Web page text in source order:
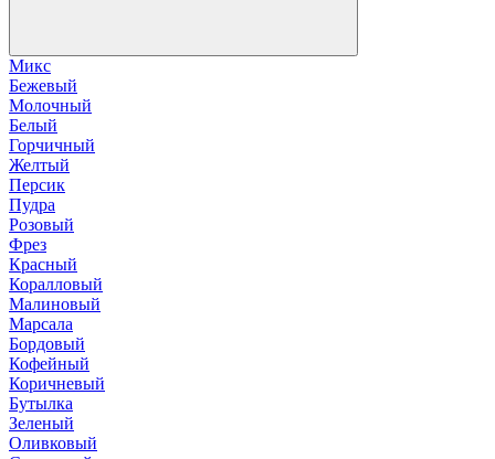
Микс
Бежевый
Молочный
Белый
Горчичный
Желтый
Персик
Пудра
Розовый
Фрез
Красный
Коралловый
Малиновый
Марсала
Бордовый
Кофейный
Коричневый
Бутылка
Зеленый
Оливковый